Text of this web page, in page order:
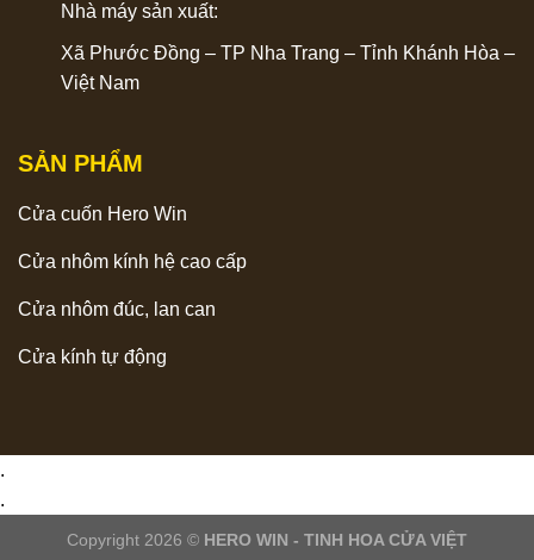
Nhà máy sản xuất:
Xã Phước Đồng – TP Nha Trang – Tỉnh Khánh Hòa –
Việt Nam
SẢN PHẨM
Cửa cuốn Hero Win
Cửa nhôm kính hệ cao cấp
Cửa nhôm đúc, lan can
Cửa kính tự động
.
.
Copyright 2026 © HERO WIN - TINH HOA CỬA VIỆT